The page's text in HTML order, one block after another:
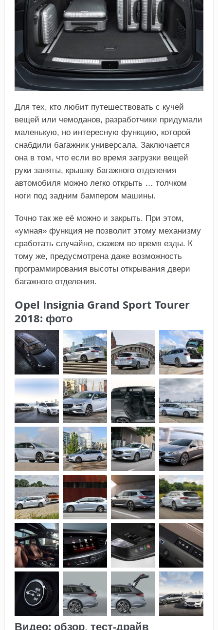
Для тех, кто любит путешествовать с кучей
вещей или чемоданов, разработчики придумали
маленькую, но интересную функцию, которой
снабдили багажник универсала. Заключается
она в том, что если во время загрузки вещей
руки заняты, крышку багажного отделения
автомобиля можно легко открыть … толчком
ноги под задним бампером машины.
Точно так же её можно и закрыть. При этом,
«умная» функция не позволит этому механизму
сработать случайно, скажем во время езды. К
тому же, предусмотрена даже возможность
программирования высоты открывания двери
багажного отделения.
Opel Insignia Grand Sport Tourer
2018: фото
Видео: обзор, тест-драйв